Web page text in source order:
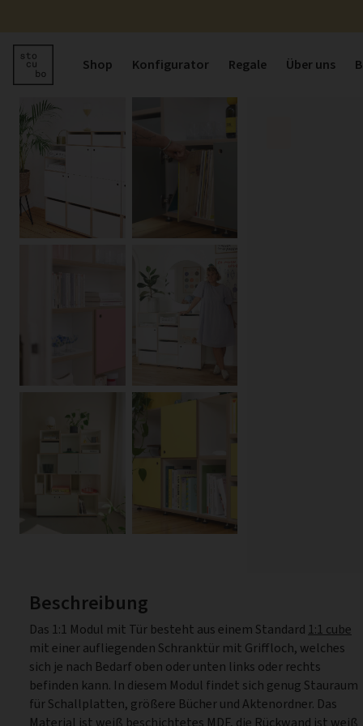
Shop Konfigurator Regale Über uns
Beschreibung
Das 1:1 Modul mit Tür besteht aus einem Standard 1:1 cube
mit einer aufliegenden Schranktür mit Griffloch, welches
sich je nach Bedarf oben oder unten links oder rechts
befinden kann. In diesem Modul findet sich genug Stauraum
für Schallplatten, größere Bücher und Aktenordner. Das
Material ist weiß beschichtetes MDF, die Rückwand ist weiß